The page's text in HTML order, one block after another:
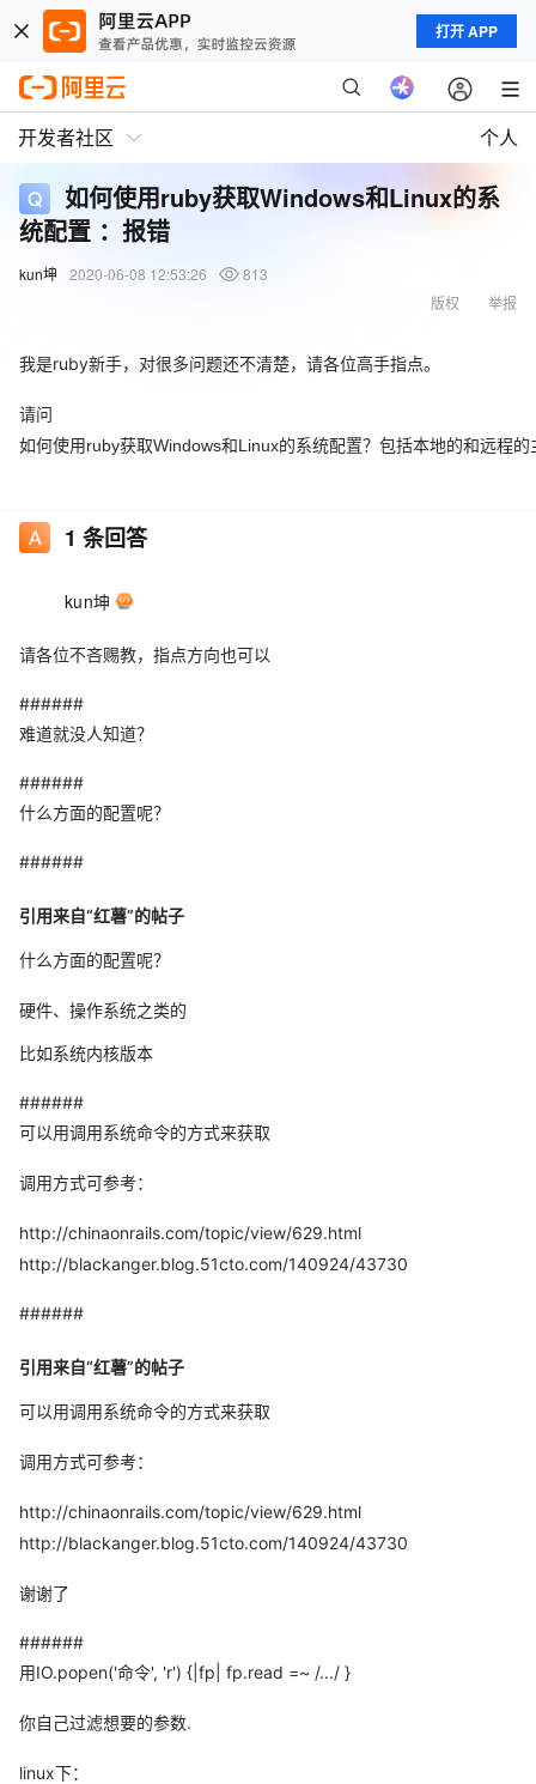
打开 APP
开发者社区 个人
如何使用ruby获取Windows和Linux的系
统配置 ：报错
kun坤 2020-06-08 12:53:26
813
举报
版权
我是ruby新手，对很多问题还不清楚，请各位高手指点。
请问
如何使用ruby获取Windows和Linux的系统配置？包括本地的和远程的
1 条回答
kun坤
请各位不吝赐教，指点方向也可以
######
难道就没人知道？
######
什么方面的配置呢？
######
引用来自“红薯”的帖子
什么方面的配置呢？
硬件、操作系统之类的
比如系统内核版本
######
可以用调用系统命令的方式来获取
调用方式可参考：
http://chinaonrails.com/topic/view/629.html
http://blackanger.blog.51cto.com/140924/43730
######
引用来自“红薯”的帖子
可以用调用系统命令的方式来获取
调用方式可参考：
http://chinaonrails.com/topic/view/629.html
http://blackanger.blog.51cto.com/140924/43730
谢谢了
######
用IO.popen('命令', 'r') {|fp| fp.read =~ /.../ }
你自己过滤想要的参数.
linux下：